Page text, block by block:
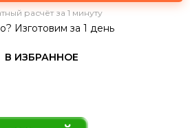
расчёт за 1 минуту
Изготовим за 1 день